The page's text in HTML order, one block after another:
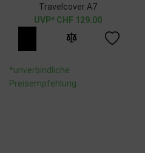
Travelcover A7
CHF 129.00
*unverbindliche
Preisempfehlung